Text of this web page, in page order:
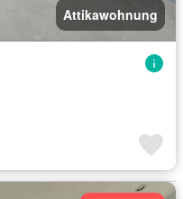
Attikawohnung